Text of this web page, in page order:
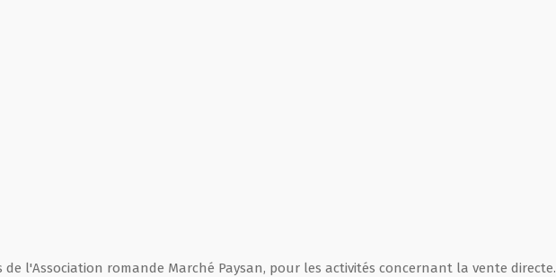
l'Association romande Marché Paysan, pour les activités concernant la vente directe.